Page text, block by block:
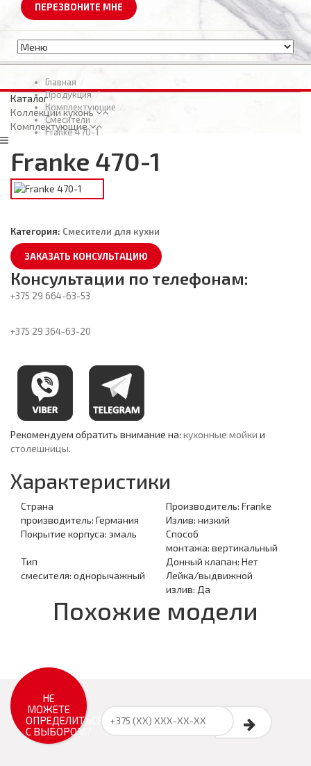
ПЕРЕЗВОНИТЕ МНЕ
Главная
Продукция
Комплектующие
Смесители
Franke 470-1
Каталог
Коллекции кухонь
Комплектующие
Franke 470-1
Категория: Смесители для кухни
ЗАКАЗАТЬ КОНСУЛЬТАЦИЮ
Консультации по телефонам:
+375 29 664-63-53
+375 29 364-63-20
Рекомендуем обратить внимание на: кухонные мойки и
столешницы.
Характеристики
Страна
производитель: Германия
Производитель: Franke
Излив: низкий
Покрытие корпуса: эмаль
Способ
монтажа: вертикальный
Тип
смесителя: однорычажный
Донный клапан: Нет
Лейка/выдвижной
излив: Да
Похожие модели
НЕ
МОЖЕТЕ
ОПРЕДЕЛИТЬСЯ
С ВЫБОРОМ?